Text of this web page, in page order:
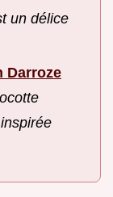
un délice
Darroze